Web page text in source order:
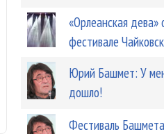
о Белорусский A.M.A.D.I.S Brass
«Орлеанская
фестивале
Юрий Башмет: У
дошло!
Фестиваль